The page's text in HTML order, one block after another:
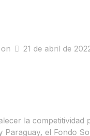
on 21 de abril de
la
Paraguay, el Fondo